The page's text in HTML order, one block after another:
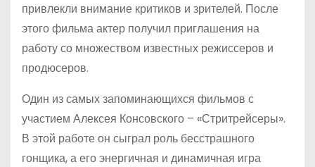
привлекли внимание критиков и зрителей. После
этого фильма актер получил приглашения на
работу со множеством известных режиссеров и
продюсеров.
Один из самых запоминающихся фильмов с
участием Алексея Консовского – «Стритрейсеры».
В этой работе он сыграл роль бесстрашного
гонщика, а его энергичная и динамичная игра